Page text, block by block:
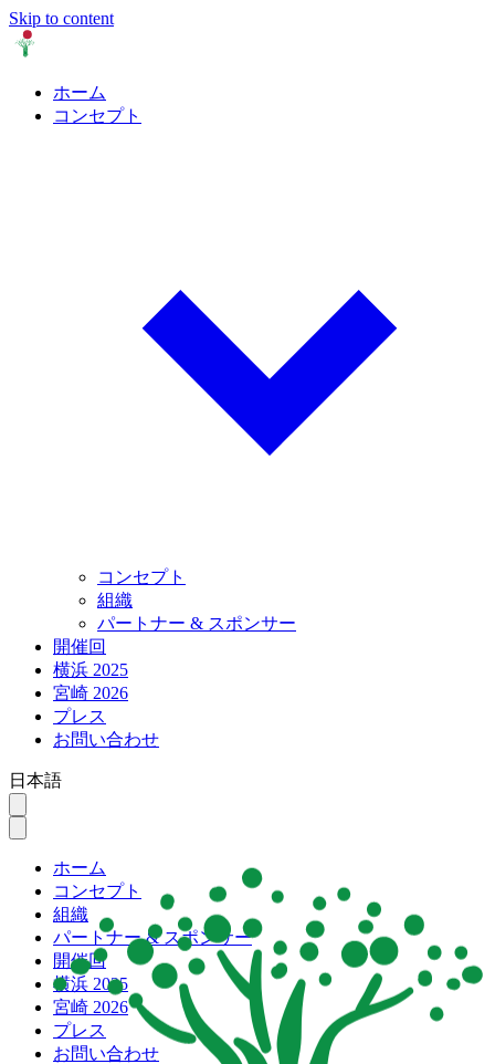
Skip to content
ホーム
コンセプト
コンセプト
組織
パートナー & スポンサー
開催回
横浜 2025
宮崎 2026
プレス
お問い合わせ
日本語
ホーム
コンセプト
組織
パートナー & スポンサー
開催回
横浜 2025
宮崎 2026
プレス
お問い合わせ